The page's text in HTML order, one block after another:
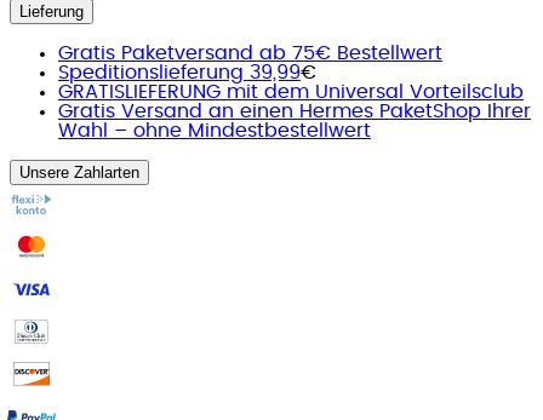
Lieferung
Gratis Paketversand ab 75€ Bestellwert
Speditionslieferung 39,99€
GRATISLIEFERUNG mit dem Universal Vorteilsclub
Gratis Versand an einen Hermes PaketShop Ihrer
Wahl – ohne Mindestbestellwert
Unsere Zahlarten